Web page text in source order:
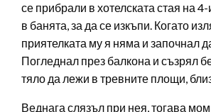
се прибрали в хотелската стая на
в банята, за да се изкъпи. Когато
приятелката му я няма и започнал
Погледнал през балкона и съзрял
тяло да лежи в тревните площи,
Веднага слязъл при нея, тогава